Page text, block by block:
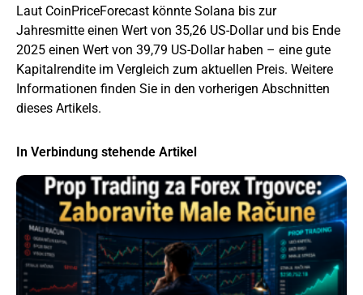
Laut CoinPriceForecast könnte Solana bis zur
Jahresmitte einen Wert von 35,26 US-Dollar und bis Ende
2025 einen Wert von 39,79 US-Dollar haben – eine gute
Kapitalrendite im Vergleich zum aktuellen Preis. Weitere
Informationen finden Sie in den vorherigen Abschnitten
dieses Artikels.
In Verbindung stehende Artikel